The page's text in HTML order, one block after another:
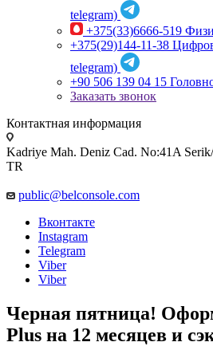
telegram)
+375(33)6666-519
+375(29)144-11-38
telegram)
+90 506 139 04 15
Заказать звонок
Контактная информация
Kadriye Mah. Deniz Cad. No:41A
TR
public@belconsole.com
Вконтакте
Instagram
Telegram
Viber
Viber
Черная пятница!
Plus на 12 месяцев и